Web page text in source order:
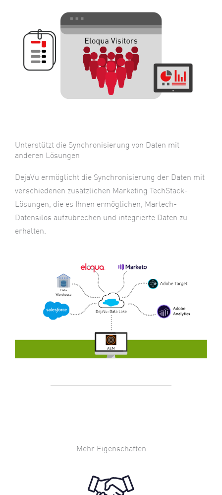
Unterstützt die Synchronisierung von Daten mit
anderen Lösungen
DejaVu ermöglicht die Synchronisierung der Daten mit
verschiedenen zusätzlichen Marketing TechStack-
Lösungen, die es Ihnen ermöglichen, Martech-
Datensilos aufzubrechen und integrierte Daten zu
erhalten.
Mehr Eigenschaften